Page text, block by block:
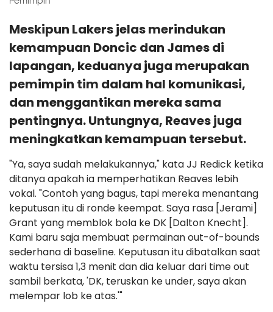
Meskipun Lakers jelas merindukan
kemampuan Doncic dan James di
lapangan, keduanya juga merupakan
pemimpin tim dalam hal komunikasi,
dan menggantikan mereka sama
pentingnya. Untungnya, Reaves juga
meningkatkan kemampuan tersebut.
"Ya, saya sudah melakukannya," kata JJ Redick ketika
ditanya apakah ia memperhatikan Reaves lebih
vokal. "Contoh yang bagus, tapi mereka menantang
keputusan itu di ronde keempat. Saya rasa [Jerami]
Grant yang memblok bola ke DK [Dalton Knecht].
Kami baru saja membuat permainan out-of-bounds
sederhana di baseline. Keputusan itu dibatalkan saat
waktu tersisa 1,3 menit dan dia keluar dari time out
sambil berkata, 'DK, teruskan ke under, saya akan
melempar lob ke atas.'"